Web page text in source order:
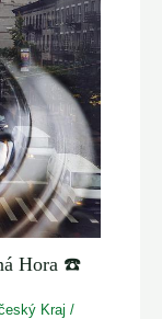
Hora ☎️
Kraj /